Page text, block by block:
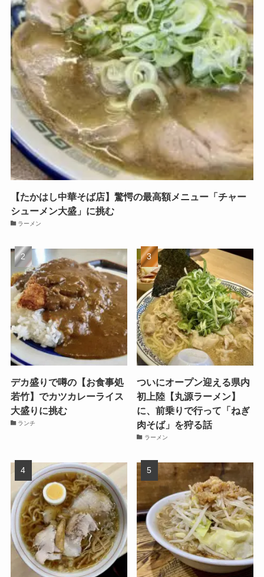
【たかはし中華そば店】驚愕の最高額メニュー「チャー
シューメン大盛」に挑む
ラーメン
デカ盛りで噂の【お食事処
若竹】でカツカレーライス
大盛りに挑む
ランチ
ついにオープン迎える県内
初上陸【丸源ラーメン】
に、前乗りで行って「ねぎ
肉そば」を狩る話
ラーメン